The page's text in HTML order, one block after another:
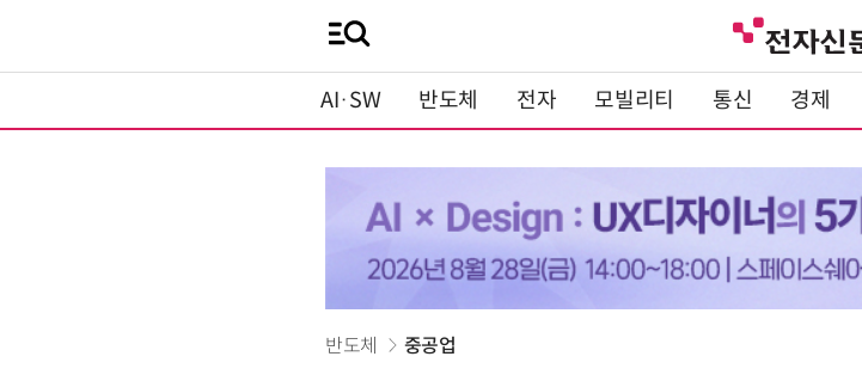
AI·SW 반도체 전자 모빌리티 통신 경제
반도체 중공업